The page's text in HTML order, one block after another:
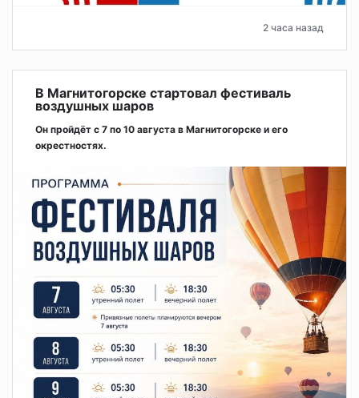
2 часа назад
В Магнитогорске стартовал фестиваль
воздушных шаров
Он пройдёт с 7 по 10 августа в Магнитогорске и его
окрестностях.